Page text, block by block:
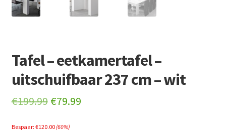
Tafel – eetkamertafel –
uitschuifbaar 237 cm – wit
€199.99 Original
€79.99Current
Bespaar: €120.00(60%)